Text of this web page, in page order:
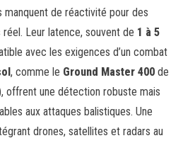
manquent de réactivité pour des
Leur latence, souvent de 1 à 5
avec les exigences d’un combat
, comme le Ground Master 400 de
offrent une détection robuste mais
aux attaques balistiques. Une
drones, satellites et radars au